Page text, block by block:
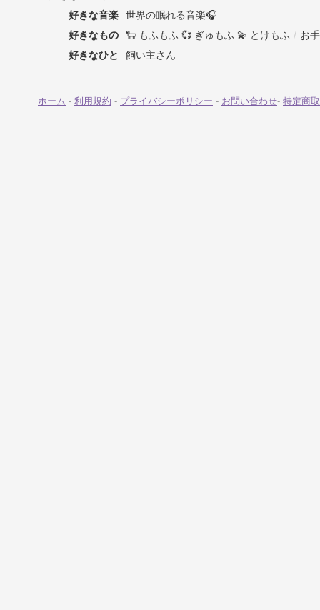
好きな音楽
世界の眠れる音楽🎧
好きなもの
🐑 もふもふ 💞 ぎゅもふ 💫 とけもふ / お
好きなひと
飼い主さん
ホーム - 利用規約 - プライバシーポリシー - お問い合わせ- 特定商